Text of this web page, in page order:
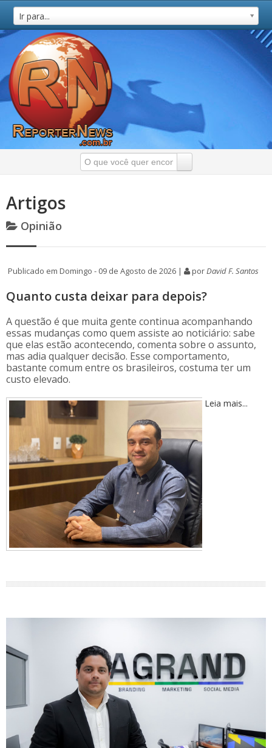
Ir para...
Artigos
Opinião
Publicado em Domingo - 09 de Agosto de 2026 | porDavid F. Santos
Quanto custa deixar para depois?
A questão é que muita gente continua acompanhando
essas mudanças como quem assiste ao noticiário: sabe
que elas estão acontecendo, comenta sobre o assunto,
mas adia qualquer decisão. Esse comportamento,
bastante comum entre os brasileiros, costuma ter um
custo elevado.
Leia mais...